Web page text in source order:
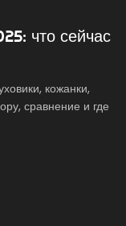
что сейчас
кожанки,
сравнение и где